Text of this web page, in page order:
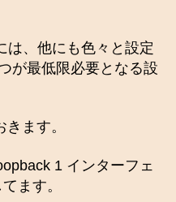
は、他にも色々と設定
が最低限必要となる設
ます。
1 インターフェ
ます。